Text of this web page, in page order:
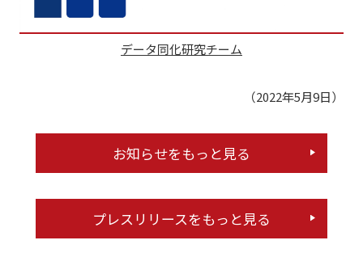
データ同化研究チーム
（2022年5月9日）
お知らせをもっと見る
プレスリリースをもっと見る